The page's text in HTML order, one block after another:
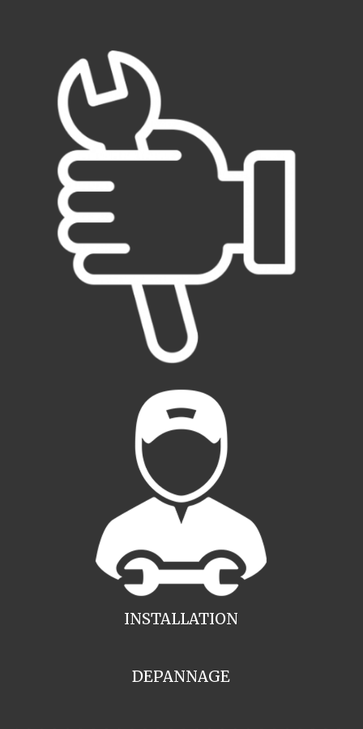
INSTALLATION
DEPANNAGE